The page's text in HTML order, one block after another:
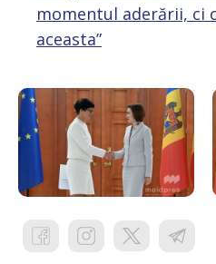
momentul aderării, ci
aceasta”